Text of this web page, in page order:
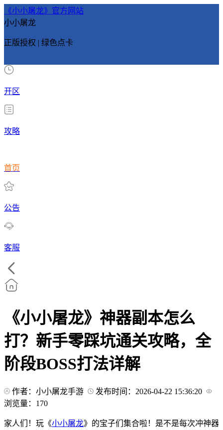
《小小屠龙》官方网站
小小屠龙
正版授权 | 绿色点卡
开区
攻略
首页
公告
客服
《小小屠龙》神器副本怎么
打？新手零踩坑通关攻略，全
阶段BOSS打法详解
作者：小小屠龙手游
发布时间：2026-04-22 15:36:20
浏览量： 170
家人们！玩《小小屠龙》的宝子们集合啦！是不是每次冲神器